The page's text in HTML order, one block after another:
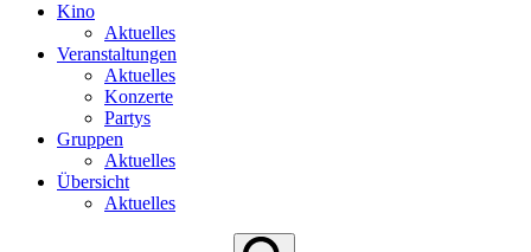
Kino
Aktuelles
Veranstaltungen
Aktuelles
Konzerte
Partys
Gruppen
Aktuelles
Übersicht
Aktuelles